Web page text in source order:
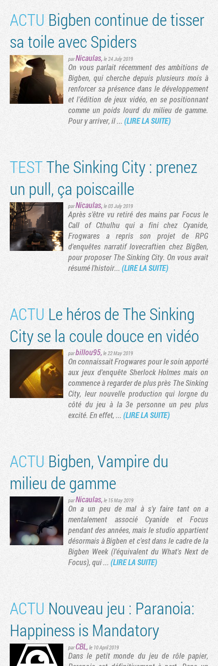
ACTU Bigben continue de tisser
sa toile avec Spiders
parNicaulas, le 24 July 2019
On vous parlait récemment des ambitions de
Bigben, qui cherche depuis plusieurs mois à
renforcer sa présence dans le développement
et l’édition de jeux vidéo, en se positionnant
comme un poids lourd du milieu de gamme.
Pour y arriver, il ... (LIRE LA SUITE)
TESTThe Sinking City : prenez
un pull, ça poiscaille
parNicaulas, le 03 July 2019
Après s'être vu retiré des mains par Focus le
Call of Cthulhu qui a fini chez Cyanide,
Frogwares a repris son projet de RPG
d'enquêtes narratif lovecraftien chez BigBen,
pour proposer The Sinking City. On vous avait
résumé l'histoir...(LIRE LA SUITE)
ACTU ​Le héros de The Sinking
City se la coule douce en vidéo
parbillou95, le 22 May 2019
On connaissait Frogwares pour le soin apporté
aux jeux d'enquête Sherlock Holmes mais on
commence à regarder de plus près The Sinking
City, leur nouvelle production qui lorgne du
côté du jeu à la 3e personne un peu plus
excité. En effet, ...(LIRE LA SUITE)
ACTU Bigben, Vampire du
milieu de gamme
parNicaulas, le 15 May 2019
On a un peu de mal à s'y faire tant on a
mentalement associé Cyanide et Focus
pendant des années, mais le studio appartient
désormais à Bigben et c'est dans le cadre de la
Bigben Week (l'équivalent du What's Next de
Focus), qui ...(LIRE LA SUITE)
ACTU Nouveau jeu : Paranoia:
Happiness is Mandatory
parCBL, le 10 April 2019
Dans le petit monde du jeu de rôle papier,
page